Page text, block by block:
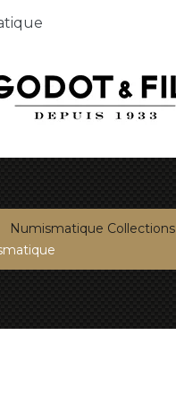
Numismatique Collections